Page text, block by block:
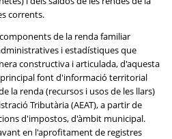
corrents.
de la renda familiar
i estadístiques que
constructiva i articulada, d'aquesta
font d'informació territorial
la renda (recursos i usos de les llars)
Tributària (AEAT), a partir de
d'impostos, d'àmbit municipal.
en l'aprofitament de registres